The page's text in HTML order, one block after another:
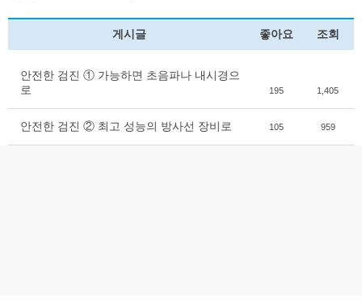
게시글 좋아요 조회
안전한 검진 ① 가능하면 초음파나 내시경으
로
195 1,405
안전한 검진 ② 최고 성능의 방사선 장비로 105 959